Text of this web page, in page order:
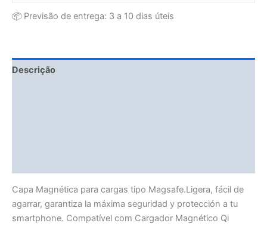
📦 Previsão de entrega: 3 a 10 dias úteis
Descrição
Capa Magnética para cargas tipo Magsafe.Ligera, fácil de
agarrar, garantiza la máxima seguridad y protección a tu
smartphone. Compatível com Cargador Magnético Qi